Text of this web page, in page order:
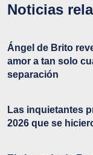
Noticias
Ángel de Brito
amor a tan solo
separación
Las inquietantes
2026 que se